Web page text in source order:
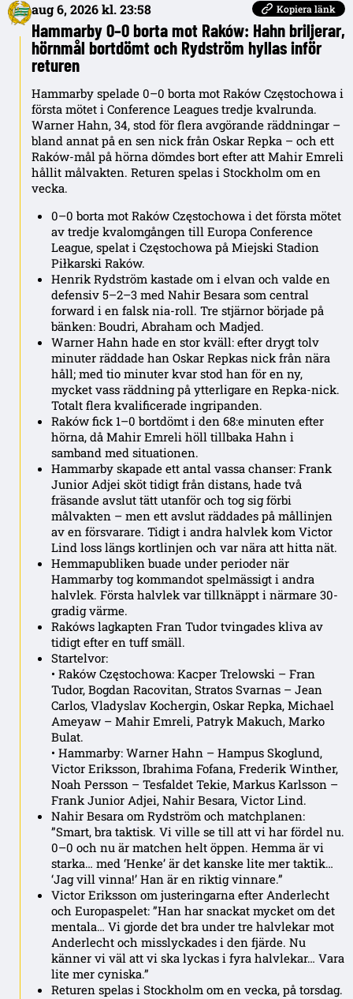
aug 6, 2026 kl. 23:58 Kopiera länk
Hammarby 0–0 borta mot Raków: Hahn briljerar,
hörnmål bortdömt och Rydström hyllas inför
returen
Hammarby spelade 0–0 borta mot Raków Częstochowa i
första mötet i Conference Leagues tredje kvalrunda.
Warner Hahn, 34, stod för flera avgörande räddningar –
bland annat på en sen nick från Oskar Repka – och ett
Raków-mål på hörna dömdes bort efter att Mahir Emreli
hållit målvakten. Returen spelas i Stockholm om en
vecka.
0–0 borta mot Raków Częstochowa i det första mötet
av tredje kvalomgången till Europa Conference
League, spelat i Częstochowa på Miejski Stadion
Piłkarski Raków.
Henrik Rydström kastade om i elvan och valde en
defensiv 5–2–3 med Nahir Besara som central
forward i en falsk nia-roll. Tre stjärnor började på
bänken: Boudri, Abraham och Madjed.
Warner Hahn hade en stor kväll: efter drygt tolv
minuter räddade han Oskar Repkas nick från nära
håll; med tio minuter kvar stod han för en ny,
mycket vass räddning på ytterligare en Repka-nick.
Totalt flera kvalificerade ingripanden.
Raków fick 1–0 bortdömt i den 68:e minuten efter
hörna, då Mahir Emreli höll tillbaka Hahn i
samband med situationen.
Hammarby skapade ett antal vassa chanser: Frank
Junior Adjei sköt tidigt från distans, hade två
fräsande avslut tätt utanför och tog sig förbi
målvakten – men ett avslut räddades på mållinjen
av en försvarare. Tidigt i andra halvlek kom Victor
Lind loss längs kortlinjen och var nära att hitta nät.
Hemmapubliken buade under perioder när
Hammarby tog kommandot spelmässigt i andra
halvlek. Första halvlek var tillknäppt i närmare 30-
gradig värme.
Rakóws lagkapten Fran Tudor tvingades kliva av
tidigt efter en tuff smäll.
Startelvor:
• Raków Częstochowa: Kacper Trelowski – Fran
Tudor, Bogdan Racovitan, Stratos Svarnas – Jean
Carlos, Vladyslav Kochergin, Oskar Repka, Michael
Ameyaw – Mahir Emreli, Patryk Makuch, Marko
Bulat.
• Hammarby: Warner Hahn – Hampus Skoglund,
Victor Eriksson, Ibrahima Fofana, Frederik Winther,
Noah Persson – Tesfaldet Tekie, Markus Karlsson –
Frank Junior Adjei, Nahir Besara, Victor Lind.
Nahir Besara om Rydström och matchplanen:
”Smart, bra taktisk. Vi ville se till att vi har fördel nu.
0–0 och nu är matchen helt öppen. Hemma är vi
starka… med ‘Henke’ är det kanske lite mer taktik…
‘Jag vill vinna!’ Han är en riktig vinnare.”
Victor Eriksson om justeringarna efter Anderlecht
och Europaspelet: ”Han har snackat mycket om det
mentala… Vi gjorde det bra under tre halvlekar mot
Anderlecht och misslyckades i den fjärde. Nu
känner vi väl att vi ska lyckas i fyra halvlekar… Vara
lite mer cyniska.”
Returen spelas i Stockholm om en vecka, på torsdag.